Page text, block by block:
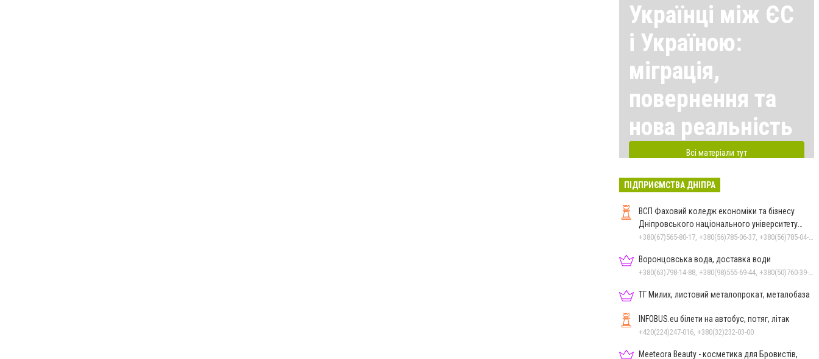
Українці між ЄС
і Україною:
міграція,
повернення та
нова реальність
Всі матеріали тут
ПІДПРИЄМСТВА ДНІПРА
ВСП Фаховий коледж економіки та бізнесу
Дніпровського національного університету
імені Олеся Гончара
Воронцовська вода, доставка води
ТГ Милих, листовий металопрокат, металобаза
INFOBUS.eu білети на автобус, потяг, літак
+420(224)247-016, +380(32)232-03-00
Meeteora Beauty - косметика для Бровистів,